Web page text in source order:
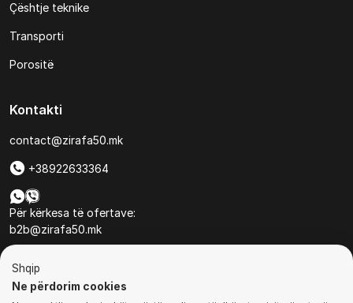
Çështje teknike
Transporti
Porositë
Kontakti
contact@zirafa50.mk
+38922633364
Për kërkesa të ofertave:
b2b@zirafa50.mk
Shqip
Ne përdorim cookies